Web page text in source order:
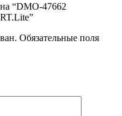
“DMO-47662
Обязательные поля